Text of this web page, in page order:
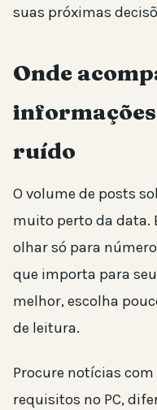
suas próximas
Onde
ruído
O volume de posts
muito perto da data.
olhar só para
que importa para
melhor, escolha
de leitura.
Procure notícias
requisitos no PC,